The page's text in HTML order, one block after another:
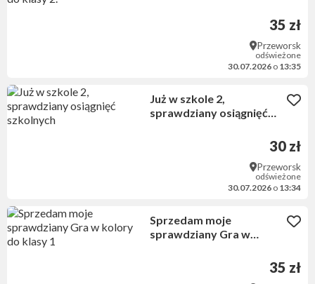
35 zł
Przeworsk
odświeżone
30.07.2026 o 13:35
Już w szkole 2,
sprawdziany osiągnięć
30 zł
Przeworsk
odświeżone
30.07.2026 o 13:34
Sprzedam moje
sprawdziany Gra w
35 zł